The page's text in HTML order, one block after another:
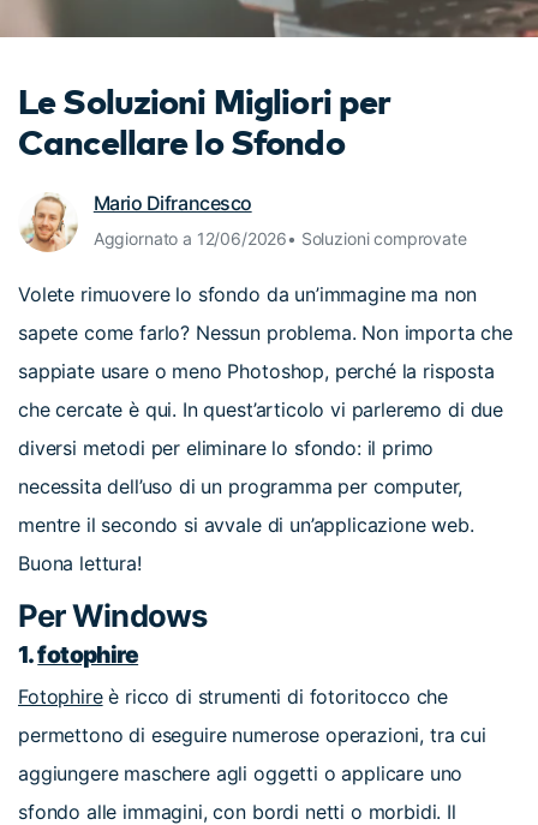
Tip per YouTube
Apprendimento
Le Soluzioni Migliori per
Cancellare lo Sfondo
Mario Difrancesco
Aggiornato a 12/06/2026• Soluzioni comprovate
Volete rimuovere lo sfondo da un’immagine ma non
sapete come farlo? Nessun problema. Non importa che
sappiate usare o meno Photoshop, perché la risposta
che cercate è qui. In quest’articolo vi parleremo di due
diversi metodi per eliminare lo sfondo: il primo
necessita dell’uso di un programma per computer,
mentre il secondo si avvale di un’applicazione web.
Buona lettura!
Per Windows
1.fotophire
Fotophireè ricco di strumenti di fotoritocco che
permettono di eseguire numerose operazioni, tra cui
aggiungere maschere agli oggetti o applicare uno
sfondo alle immagini, con bordi netti o morbidi. Il